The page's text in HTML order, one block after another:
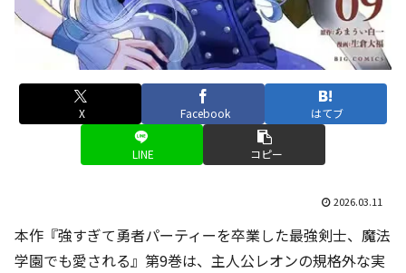
X Facebook はてブ
LINE コピー
2026.03.11
本作『強すぎて勇者パーティーを卒業した最強剣士、魔法
学園でも愛される』第9巻は、主人公レオンの規格外な実